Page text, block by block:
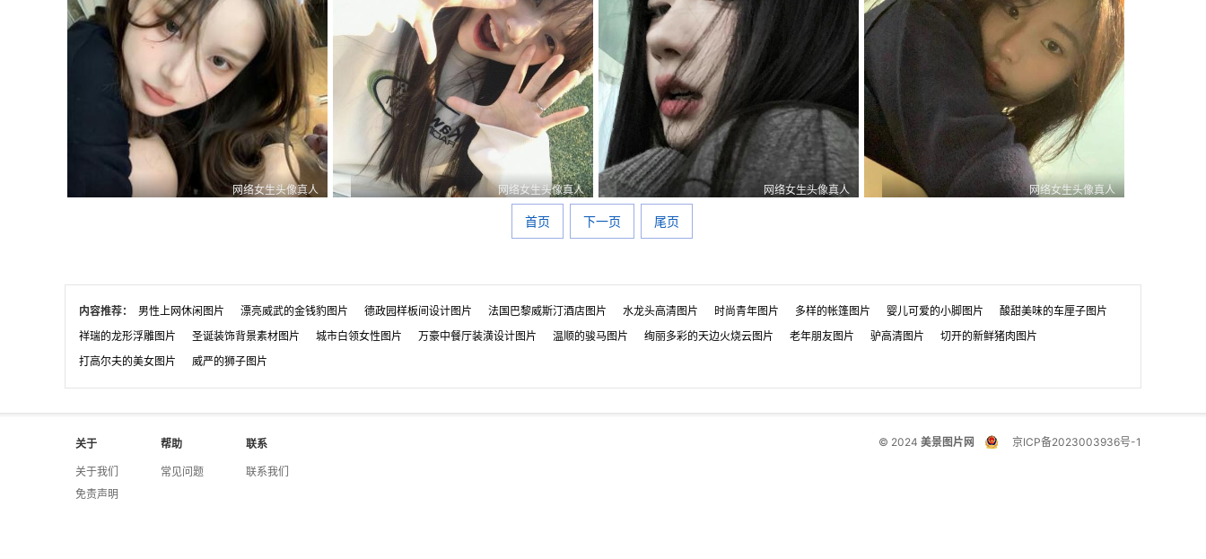
网络女生头像真人
网络女生头像真人
001
网络女生头像真人
网络女生头像真人
首页 下一页 尾页
内容推荐： 男性上网休闲图片 漂亮威武的金钱豹图片 德政园样板间设计图片 法国巴黎威斯汀酒店图片 水龙头高清图片 时尚青年图片 多样的帐篷图片 婴儿可爱的小脚图片
酸甜美味的车厘子图片
祥瑞的龙形浮雕图片
圣诞装饰背景素材图片 城市白领女性图片 万豪中餐厅装潢设计图片 温顺的骏马图片 绚丽多彩的天边火烧云图片 老年朋友图片 驴高清图片
切开的新鲜猪肉图片
打高尔夫的美女图片
威严的狮子图片
关于
关于我们
免责声明
帮助
常见问题
联系
联系我们
© 2024 美景图片网 京ICP备2023003936号-1